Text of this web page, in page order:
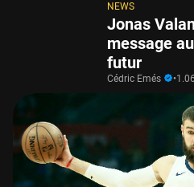
NEWS
Jonas
message
futur
Cédric Emés •